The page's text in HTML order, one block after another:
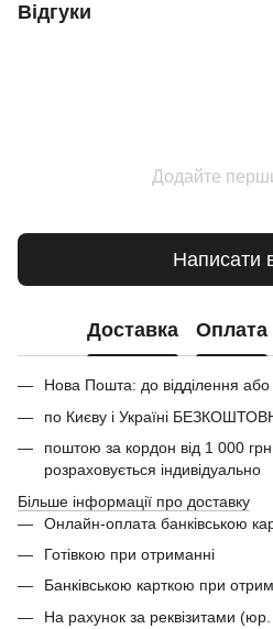
Відгуки
Додайте
Написати
Доставка Оплата
Нова Пошта: до відділення
по Києву і Україні
поштою за кордон від 1 000
розраховується індивідуально
Більше інформації про доставку
Онлайн-оплата банківською
Готівкою при отриманні
Банківською карткою при
На рахунок за реквізитами